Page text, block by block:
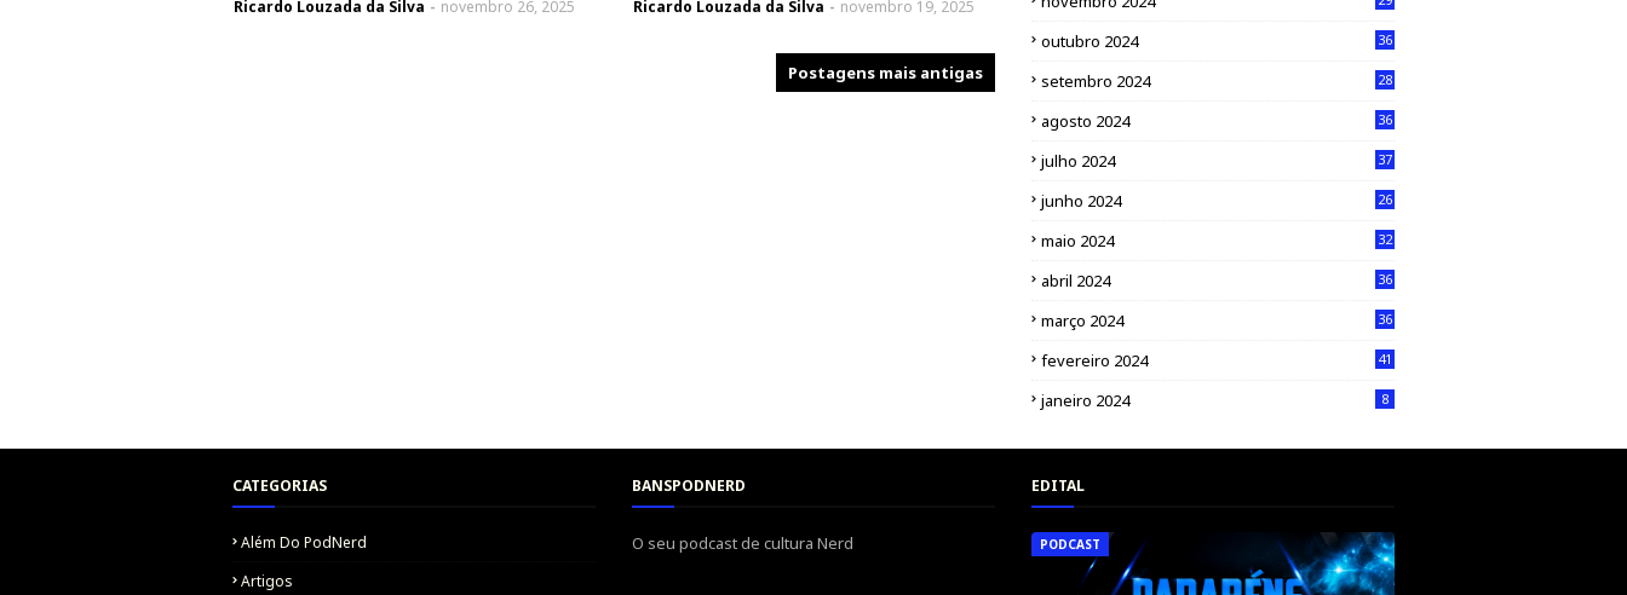
Ricardo Louzada da Silva novembro 26, 2025 Ricardo Louzada da Silva novembro 19, 2025
Postagens mais antigas
outubro 2024 36
setembro 2024 28
agosto 2024 36
julho 2024 37
junho 2024 26
maio 2024 32
abril 2024 36
março 2024 36
fevereiro 2024 41
janeiro 2024 8
CATEGORIAS
Além Do PodNerd
Artigos
BANSPODNERD
O seu podcast de cultura Nerd
EDITAL
PODCAST